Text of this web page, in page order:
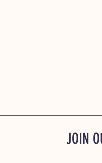
JOIN